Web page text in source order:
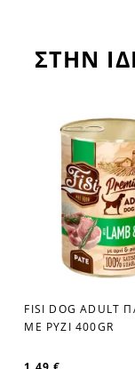
ΣΤΗΝ
favorite_border
FISI DOG ADULT
ΜΕ ΡΥΖΙ 400GR